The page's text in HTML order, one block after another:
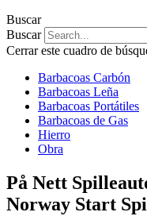
Buscar
Buscar
Cerrar este cuadro de
Barbacoas Carbón
Barbacoas Leña
Barbacoas Portátiles
Barbacoas de Gas
Hierro
Obra
På Nett
Norway Start